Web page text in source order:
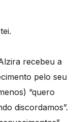
recebeu a
pelo seu
“quero
discordamos”.